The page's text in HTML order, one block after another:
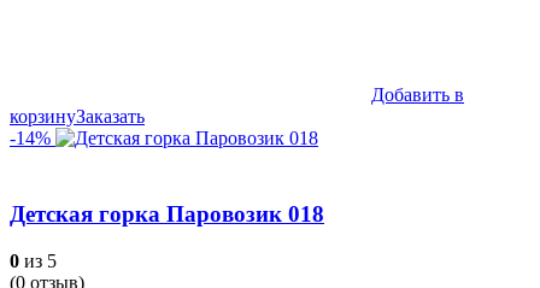
Добавить в
корзинуЗаказать
-14%
Детская горка Паровозик 018
0 из 5
(0 отзыв)